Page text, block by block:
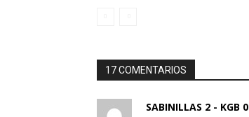
17 COMENTARIOS
SABINILLAS 2 - KGB 0